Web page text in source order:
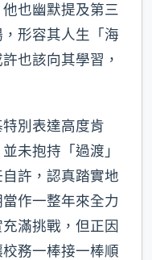
也幽默提及第三
形容其人生「海
也該向其學習，
別表達高度肯
未抱持「過渡」
許，認真踏實地
作一整年來全力
滿挑戰，但正因
務一棒接一棒順